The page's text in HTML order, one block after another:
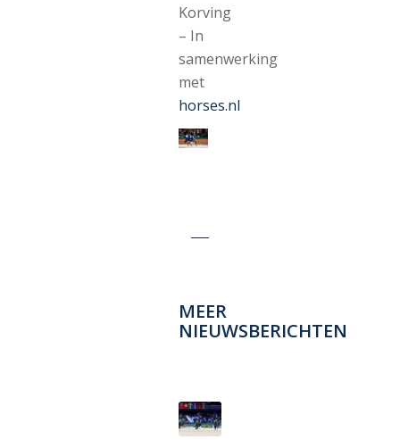
Korving
– In
samenwerking
met
horses.nl
MEER
NIEUWSBERICHTEN